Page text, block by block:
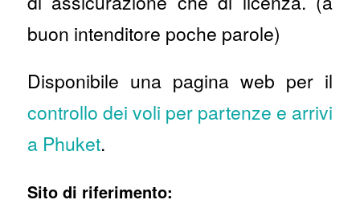
buon intenditore poche parole)
Disponibile una pagina web per il
controllo dei voli per partenze e arrivi
a Phuket.
Sito di riferimento: